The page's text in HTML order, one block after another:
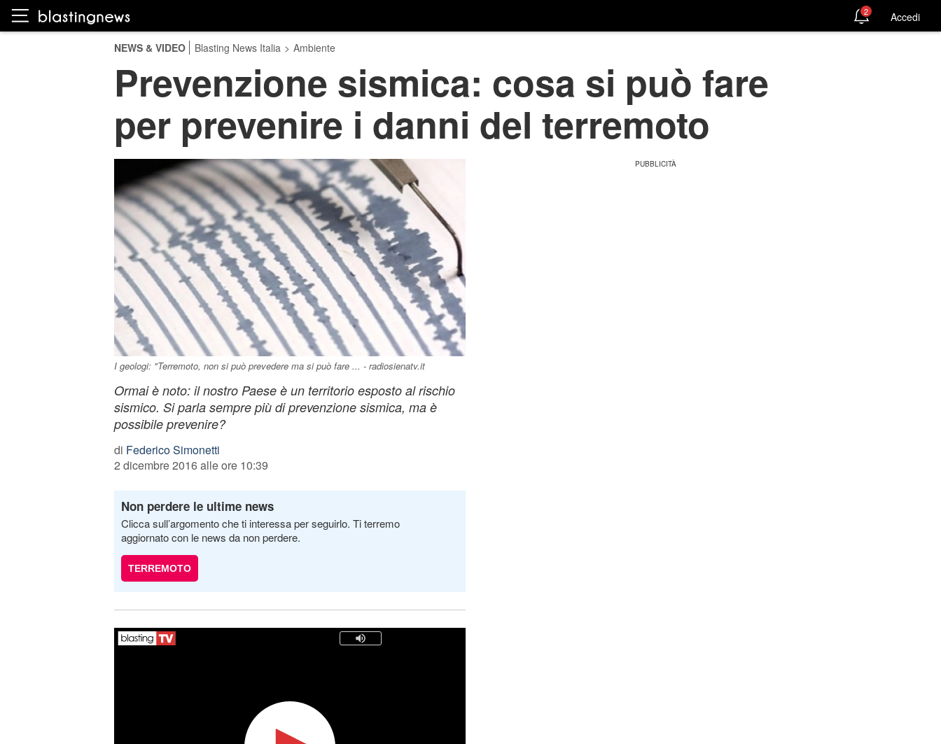
2 Accedi
NEWS & VIDEO Blasting News Italia > Ambiente
Prevenzione sismica: cosa si può fare
per prevenire i danni del terremoto
I geologi: "Terremoto, non si può prevedere ma si può fare ... - radiosienatv.it
Ormai è noto: il nostro Paese è un territorio esposto al rischio
sismico. Si parla sempre più di prevenzione sismica, ma è
possibile prevenire?
di Federico Simonetti
2 dicembre 2016 alle ore 10:39
Non perdere le ultime news
Clicca sull’argomento che ti interessa per seguirlo. Ti terremo
aggiornato con le news da non perdere.
TERREMOTO